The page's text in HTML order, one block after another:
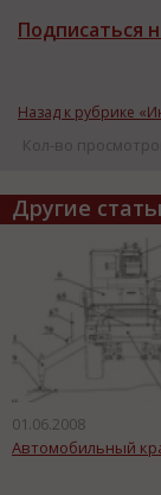
Подписаться
Назад к рубрике
Кол-во
Другие
01.06.2008
Автомобильный